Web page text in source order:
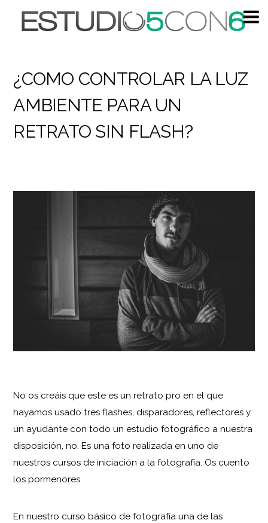
¿COMO CONTROLAR LA LUZ
AMBIENTE PARA UN
RETRATO SIN FLASH?
No os creáis que este es un retrato pro en el que
hayamos usado tres flashes, disparadores, reflectores y
un ayudante con todo un estudio fotográfico a nuestra
disposición, no. Es una foto realizada en uno de
nuestros cursos de iniciación a la fotografía. Os cuento
los pormenores.
En nuestro curso básico de fotografía una de las